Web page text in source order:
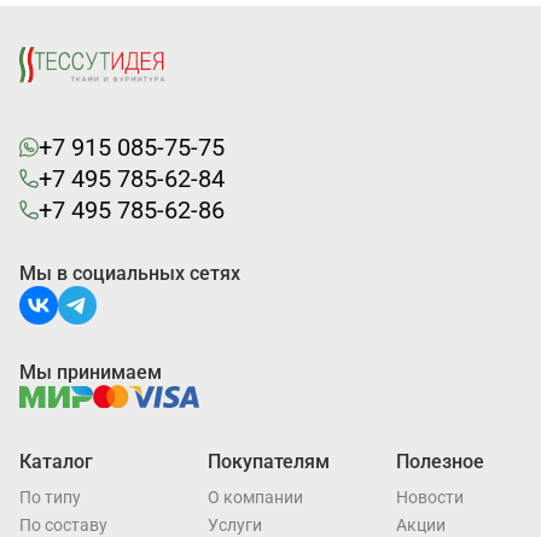
+7 915 085-75-75
+7 495 785-62-84
+7 495 785-62-86
Каталог
По типу
По составу
Покупателям
О компании
Услуги
Полезное
Новости
Акции
Мы в социальных сетях
Мы принимаем